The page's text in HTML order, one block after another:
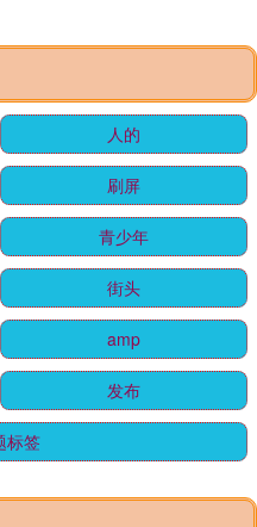
人的
刷屏
青少年
街头
amp
发布
标签